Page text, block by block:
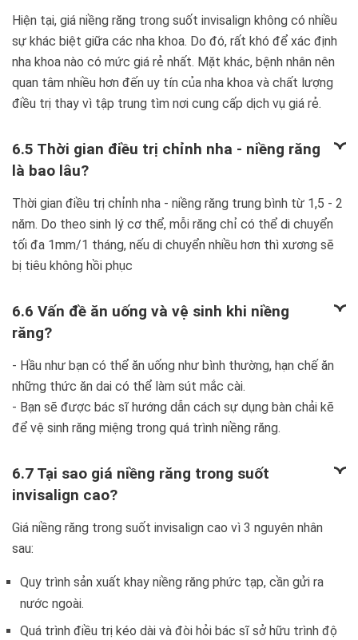
Hiện tại, giá niềng răng trong suốt invisalign không có nhiều
sự khác biệt giữa các nha khoa. Do đó, rất khó để xác định
nha khoa nào có mức giá rẻ nhất. Mặt khác, bệnh nhân nên
quan tâm nhiều hơn đến uy tín của nha khoa và chất lượng
điều trị thay vì tập trung tìm nơi cung cấp dịch vụ giá rẻ.
6.5 Thời gian điều trị chỉnh nha - niềng răng
là bao lâu?
Thời gian điều trị chỉnh nha - niềng răng trung bình từ 1,5 - 2
năm. Do theo sinh lý cơ thể, mỗi răng chỉ có thể di chuyển
tối đa 1mm/1 tháng, nếu di chuyển nhiều hơn thì xương sẽ
bị tiêu không hồi phục
6.6 Vấn đề ăn uống và vệ sinh khi niềng
răng?
- Hầu như bạn có thể ăn uống như bình thường, hạn chế ăn
những thức ăn dai có thể làm sút mắc cài.
- Bạn sẽ được bác sĩ hướng dẫn cách sự dụng bàn chải kẽ
để vệ sinh răng miệng trong quá trình niềng răng.
6.7 Tại sao giá niềng răng trong suốt
invisalign cao?
Giá niềng răng trong suốt invisalign cao vì 3 nguyên nhân
sau:
Quy trình sản xuất khay niềng răng phức tạp, cần gửi ra
nước ngoài.
Quá trình điều trị kéo dài và đòi hỏi bác sĩ sở hữu trình độ